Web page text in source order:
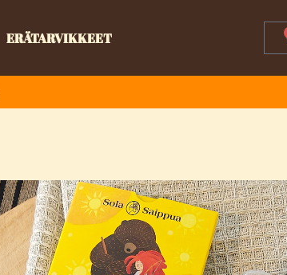
ERÄTARVIKKEET